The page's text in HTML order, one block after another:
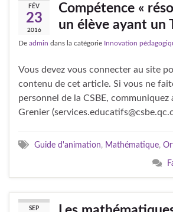
FÉV
23
2016
Compétence «
un élève ayant un
De admin dans la catégorie Innovation
Vous devez vous connecter au site
contenu de cet article. Si vous ne
personnel de la CSBE, communiquez
Grenier
Guide d'animation, Mathématique,
SEP